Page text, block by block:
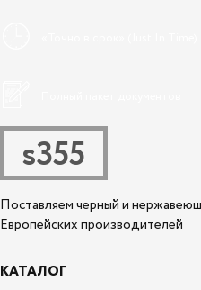
s355
Поставляем черный и
Европейских производителей
КАТАЛОГ